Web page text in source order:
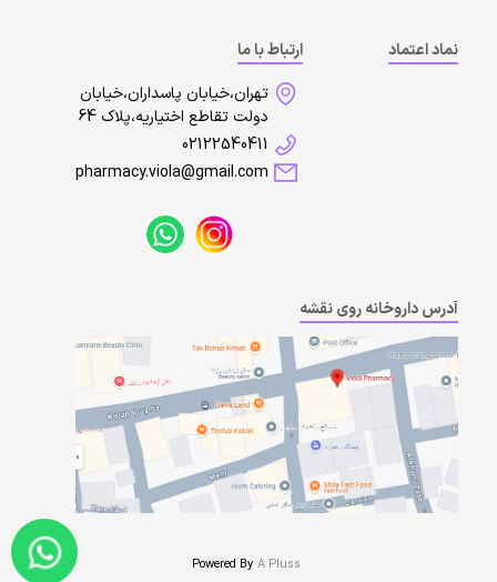
نماد اعتماد
ارتباط با ما
تهران،خیابان پاسداران،خیابان
دولت تقاطع اختیاریه،پلاک 64
02122540411
pharmacy.viola@gmail.com
آدرس داروخانه روی نقشه
A Pluss
Powered By